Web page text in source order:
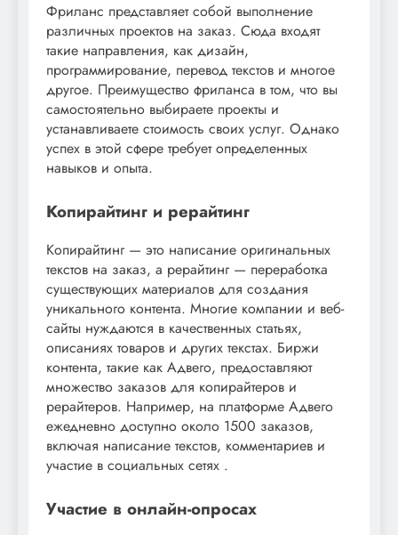
Фриланс представляет собой выполнение
различных проектов на заказ. Сюда входят
такие направления, как дизайн,
программирование, перевод текстов и многое
другое. Преимущество фриланса в том, что вы
самостоятельно выбираете проекты и
устанавливаете стоимость своих услуг. Однако
успех в этой сфере требует определенных
навыков и опыта.
Копирайтинг и рерайтинг
Копирайтинг — это написание оригинальных
текстов на заказ, а рерайтинг — переработка
существующих материалов для создания
уникального контента. Многие компании и веб-
сайты нуждаются в качественных статьях,
описаниях товаров и других текстах. Биржи
контента, такие как Адвего, предоставляют
множество заказов для копирайтеров и
рерайтеров. Например, на платформе Адвего
ежедневно доступно около 1500 заказов,
включая написание текстов, комментариев и
участие в социальных сетях .
Участие в онлайн-опросах